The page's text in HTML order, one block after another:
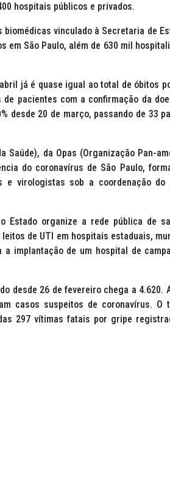
hospitais públicos e privados.
vinculado à Secretaria de
em São Paulo, além de 630 mil
já é quase igual ao total de óbitos
pacientes com a confirmação da
desde 20 de março, passando de 33
Saúde), da Opas (Organização Pan-
do coronavírus de São Paulo,
e virologistas sob a coordenação do
Estado organize a rede pública de
de UTI em hospitais estaduais,
implantação de um hospital de
desde 26 de fevereiro chega a 4.620.
casos suspeitos de coronavírus. O
297 vítimas fatais por gripe